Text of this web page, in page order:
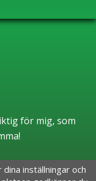
för mig, som
inställningar och